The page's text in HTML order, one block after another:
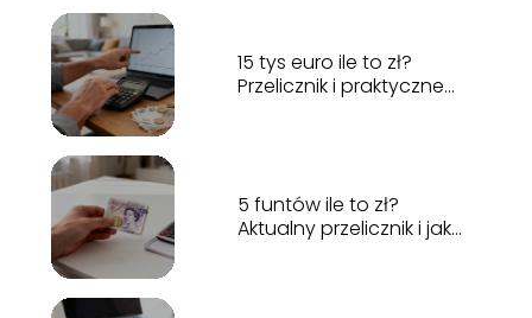
15 tys euro ile to zł?
Przelicznik i praktyczne
5 funtów ile to zł?
Aktualny przelicznik i jak